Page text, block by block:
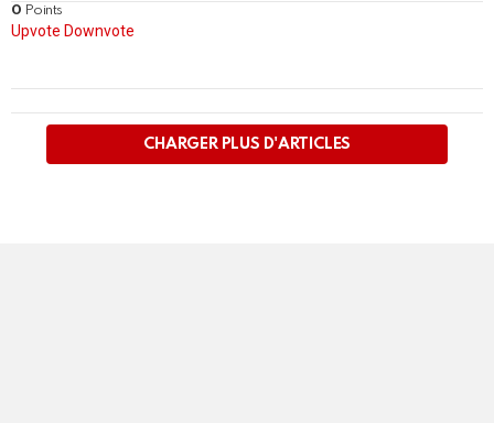
0 Points
Upvote Downvote
PLUS
CHARGER PLUS D'ARTICLES